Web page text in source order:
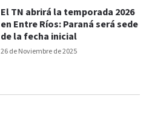
26 de Noviembre de 2025
El TN abrirá la temporada 2026
en Entre Ríos: Paraná será sede
de la fecha inicial